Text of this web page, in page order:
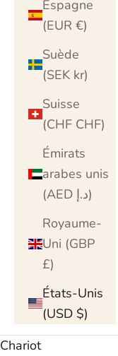
Espagne
(EUR €)
Suède
(SEK kr)
Suisse
(CHF CHF)
Émirats
arabes unis
(AED د.إ)
Royaume-
Uni (GBP
£)
États-Unis
(USD $)
Chariot